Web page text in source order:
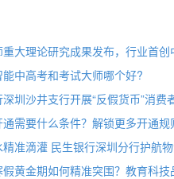
大理论研究成果发布，行业首
中高考和考试大师哪个好?
圳沙井支行开展“反假货币”消费
需要什么条件？解锁更多开通规
准滴灌 民生银行深圳分行护航
假黄金期如何精准突围？教育科